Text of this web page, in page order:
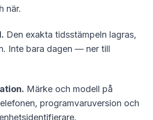
när.
Den exakta tidsstämpeln lagras,
Inte bara dagen — ner till
Märke och modell på
programvaruversion och